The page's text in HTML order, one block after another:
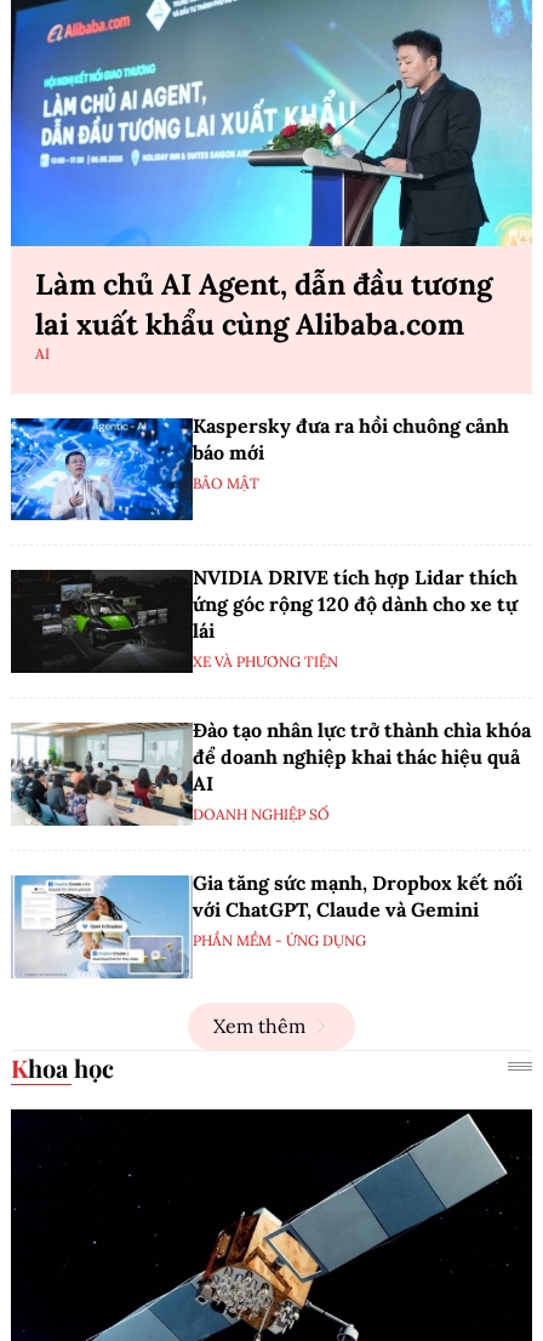
Làm chủ AI Agent, dẫn đầu tương
lai xuất khẩu cùng Alibaba.com
AI
Kaspersky đưa ra hồi chuông cảnh
báo mới
BẢO MẬT
NVIDIA DRIVE tích hợp Lidar thích
ứng góc rộng 120 độ dành cho xe tự
lái
XE VÀ PHƯƠNG TIỆN
Đào tạo nhân lực trở thành chìa khóa
để doanh nghiệp khai thác hiệu quả
AI
DOANH NGHIỆP SỐ
Gia tăng sức mạnh, Dropbox kết nối
với ChatGPT, Claude và Gemini
PHẦN MỀM - ỨNG DỤNG
Xem thêm
Khoa học